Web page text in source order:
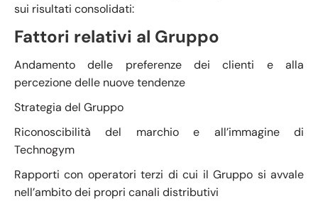
sui risultati consolidati:
Fattori relativi al Gruppo
Andamento delle preferenze dei clienti e alla
percezione delle nuove tendenze
Strategia del Gruppo
Riconoscibilità del marchio e all’immagine di
Technogym
Rapporti con operatori terzi di cui il Gruppo si avvale
nell’ambito dei propri canali distributivi